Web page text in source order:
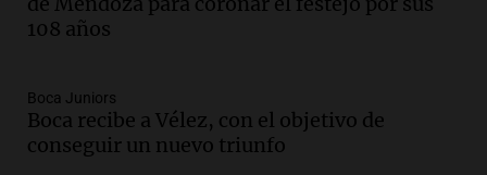
Audio.
Panorama Federal
Episodios
Audio.
108 años
Boca Juniors
Boca recibe a Vélez, con el objetivo de
conseguir un nuevo triunfo